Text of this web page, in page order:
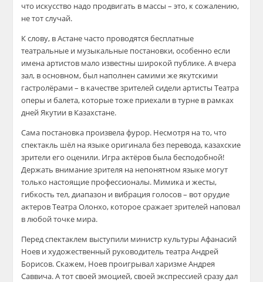
что искусство надо продвигать в массы – это, к сожалению,
не тот случай.
К слову, в Астане часто проводятся бесплатные
театральные и музыкальные постановки, особенно если
имена артистов мало известны широкой публике. А вчера
зал, в основном, был наполнен самими же якутскими
гастролёрами – в качестве зрителей сидели артисты Театра
оперы и балета, которые тоже приехали в турне в рамках
дней Якутии в Казахстане.
Сама постановка произвела фурор. Несмотря на то, что
спектакль шёл на языке оригинала без перевода, казахские
зрители его оценили. Игра актёров была бесподобной!
Держать внимание зрителя на непонятном языке могут
только настоящие профессионалы. Мимика и жесты,
гибкость тел, диапазон и вибрация голосов – вот орудие
актеров Театра Олонхо, которое сражает зрителей наповал
в любой точке мира.
Перед спектаклем выступили министр культуры Афанасий
Ноев и художественный руководитель театра Андрей
Борисов. Скажем, Ноев проигрывал харизме Андрея
Саввича. А тот своей эмоцией, своей экспрессией сразу дал